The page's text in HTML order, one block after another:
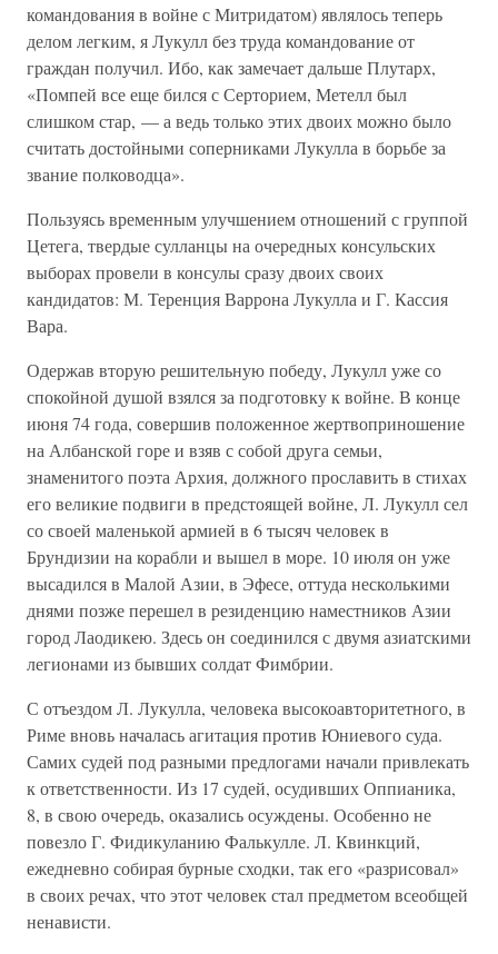
командования в войне с Митридатом) являлось теперь
делом легким, я Лукулл без труда командование от
граждан получил. Ибо, как замечает дальше Плутарх,
«Помпей все еще бился с Серторием, Метелл был
слишком стар, — а ведь только этих двоих можно было
считать достойными соперниками Лукулла в борьбе за
звание полководца».
Пользуясь временным улучшением отношений с группой
Цетега, твердые сулланцы на очередных консульских
выборах провели в консулы сразу двоих своих
кандидатов: М. Теренция Варрона Лукулла и Г. Кассия
Вара.
Одержав вторую решительную победу, Лукулл уже со
спокойной душой взялся за подготовку к войне. В конце
июня 74 года, совершив положенное жертвоприношение
на Албанской горе и взяв с собой друга семьи,
знаменитого поэта Архия, должного прославить в стихах
его великие подвиги в предстоящей войне, Л. Лукулл сел
со своей маленькой армией в 6 тысяч человек в
Брундизии на корабли и вышел в море. 10 июля он уже
высадился в Малой Азии, в Эфесе, оттуда несколькими
днями позже перешел в резиденцию наместников Азии
город Лаодикею. Здесь он соединился с двумя азиатскими
легионами из бывших солдат Фимбрии.
С отъездом Л. Лукулла, человека высокоавторитетного, в
Риме вновь началась агитация против Юниевого суда.
Самих судей под разными предлогами начали привлекать
к ответственности. Из 17 судей, осудивших Оппианика,
8, в свою очередь, оказались осуждены. Особенно не
повезло Г. Фидикуланию Фалькулле. Л. Квинкций,
ежедневно собирая бурные сходки, так его «разрисовал»
в своих речах, что этот человек стал предметом всеобщей
ненависти.